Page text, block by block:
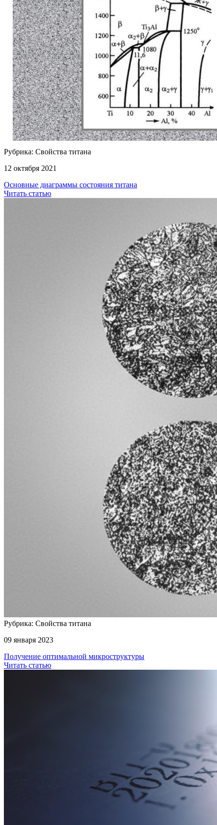
Рубрика: Свойства титана
12 октября 2021
Основные диаграммы состояния титана
Читать статью
Рубрика: Свойства титана
09 января 2023
Получение оптимальной микроструктуры
Читать статью